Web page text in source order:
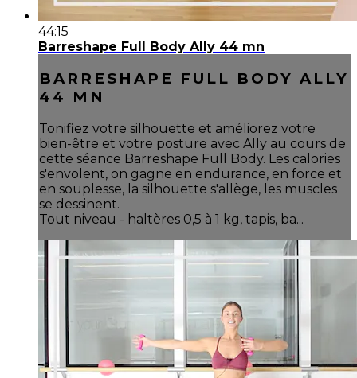
44:15
Barreshape Full Body Ally 44 mn
BARRESHAPE FULL BODY ALLY
44 MN
Tonifiez votre silhouette et améliorez votre
bien-être et votre posture avec Ally au cours de
cette séance Barreshape Full Body. Les calories
s'envolent, on gagne en endurance, en force et
en souplesse, la silhouette s'allège, les muscles
se dessinent.
Tout niveau - haltères 0,5 à 1 kg, tapis, ba...